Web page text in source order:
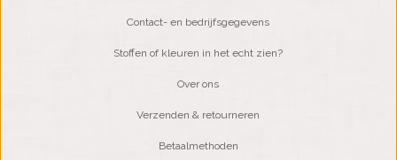
Contact- en bedrijfsgegevens
Stoffen of kleuren in het echt zien?
Over ons
Verzenden & retourneren
Betaalmethoden